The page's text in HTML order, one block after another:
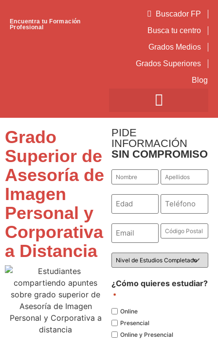
Encuentra tu Formación
Profesional
Buscador FP
Busca tu centro
Grados Medios
Grados Superiores
Blog
Grado
Superior de
Asesoría de
Imagen
Personal y
Corporativa
a Distancia
PIDE
INFORMACIÓN
SIN COMPROMISO
Nombre Apellidos
*
Número Teléfono
Email
Código
Postal
Nivel
de
¿Cómo quieres estudiar?
*
Online
Presencial
Online y Presencial